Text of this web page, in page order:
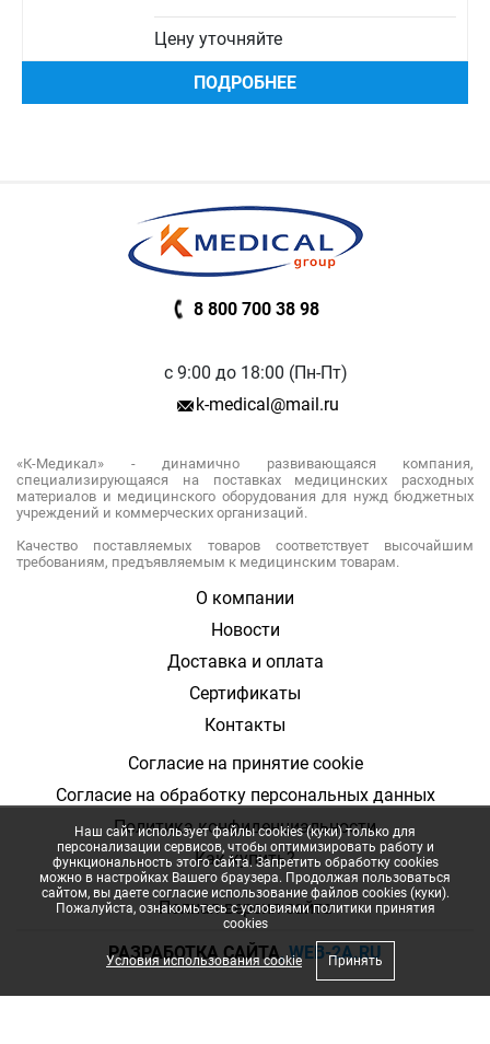
Цену уточняйте
ПОДРОБНЕЕ
8 800 700 38 98
с 9:00 до 18:00 (Пн-Пт)
k-medical@mail.ru
«К-Медикал» - динамично развивающаяся компания,
специализирующаяся на поставках медицинских расходных
материалов и медицинского оборудования для нужд бюджетных
учреждений и коммерческих организаций.
Качество поставляемых товаров соответствует высочайшим
требованиям, предъявляемым к медицинским товарам.
О компании
Новости
Доставка и оплата
Сертификаты
Контакты
Согласие на принятие cookie
Согласие на обработку персональных данных
Политика конфиденциальности
Как купить?
Полная верcия сайта
РАЗРАБОТКА САЙТА, WEB-2A.RU
Наш сайт использует файлы cookies (куки) только для
персонализации сервисов, чтобы оптимизировать работу и
функциональность этого сайта. Запретить обработку cookies
можно в настройках Вашего браузера. Продолжая пользоваться
сайтом, вы даете согласие использование файлов cookies (куки).
Пожалуйста, ознакомьтесь с условиями политики принятия
сookies
Условия использования cookie Принять